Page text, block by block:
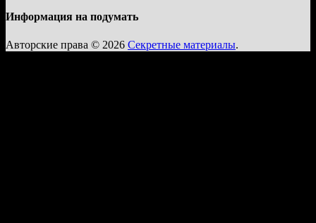
Информация на подумать
Авторские права © 2026 Секретные материалы.